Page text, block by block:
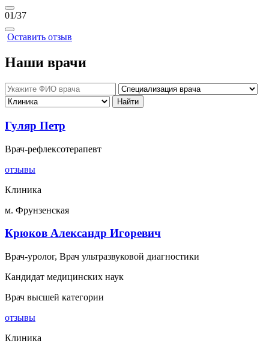
01/37
Оставить отзыв
Наши врачи
Гуляр Петр
Врач-рефлексотерапевт
отзывы
Клиника
м. Фрунзенская
Крюков Александр Игоревич
Врач-уролог, Врач ультразвуковой диагностики
Кандидат медицинских наук
Врач высшей категории
отзывы
Клиника